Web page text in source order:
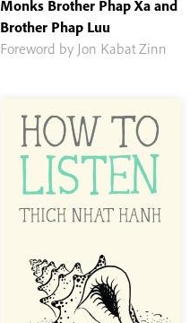
Monks Brother Phap Xa and
Brother Phap Luu
Foreword by Jon Kabat Zinn